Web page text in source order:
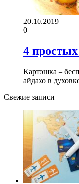
20.10.2019
0
4 простых
Картошка –
айдахо в
Свежие записи